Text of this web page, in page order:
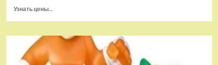
Узнать цены...
Игра
Sponge
Bob
SquarePants